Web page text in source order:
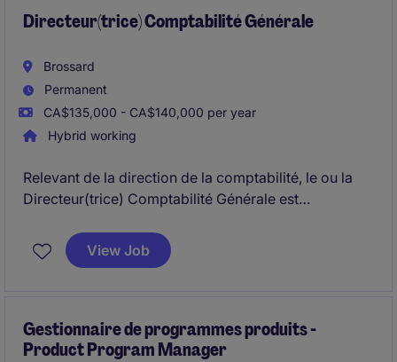
Directeur(trice) Comptabilité Générale
Brossard
Permanent
CA$135,000 - CA$140,000 per year
Hybrid working
Relevant de la direction de la comptabilité, le ou la
Directeur(trice) Comptabilité Générale est
fiabilité de l'information financière, ainsi que de la
supervision du processus de clôture comptable. Ce
soutenir la croissance de l'organisation.
View Job
Gestionnaire de programmes produits -
Product Program Manager